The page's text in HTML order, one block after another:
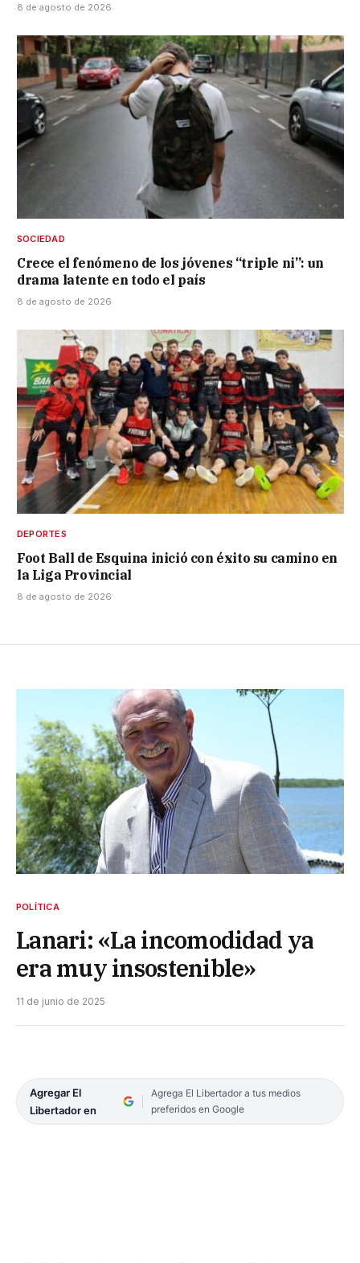
8 de agosto de 2026
SOCIEDAD
Crece el fenómeno de los jóvenes “triple ni”: un
drama latente en todo el país
8 de agosto de 2026
DEPORTES
Foot Ball de Esquina inició con éxito su camino en
la Liga Provincial
8 de agosto de 2026
POLÍTICA
Lanari: «La incomodidad ya
era muy insostenible»
11 de junio de 2025
Agregar El
Libertador en
Agrega El Libertador a tus medios
preferidos en Google